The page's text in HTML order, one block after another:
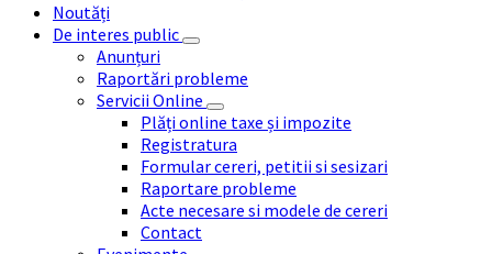
Noutăți
De interes public
Anunțuri
Raportări probleme
Servicii Online
Plăți online taxe și impozite
Registratura
Formular cereri, petitii si sesizari
Raportare probleme
Acte necesare si modele de cereri
Contact